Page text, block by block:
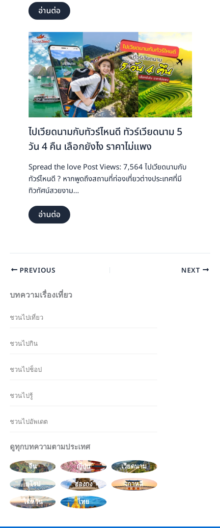
อ่านต่อ
ไปเวียดนามกับทัวร์ไหนดี ทัวร์เวียดนาม 5
วัน 4 คืน เลือกยังไง ราคาไม่แพง
Spread the love Post Views: 7,564 ไปเวียดนามกับ
ทัวร์ไหนดี ? หากพูดถึงสถานที่ท่องเที่ยวต่างประเทศที่มี
ทิวทัศน์สวยงาม…
อ่านต่อ
PREVIOUS NEXT
บทความเรื่องเที่ยว
ชวนไปเที่ยว
ชวนไปกิน
ชวนไปช็อป
ชวนไปรู้
ชวนไปอัพเดต
ดูทุกบทความตามประเทศ
จีน ญี่ปุ่น เวียดนาม
ยุโรป ฮ่องกง เกาหลี
ไต้หวัน ไทย